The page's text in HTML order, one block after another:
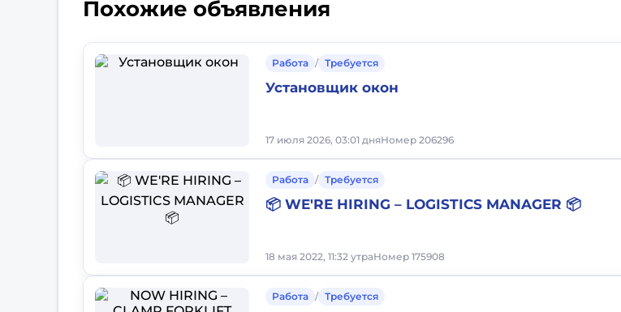
Похожие объявления
Работа / Требуется
Установщик окон
17 июля 2026, 03:01 дняНомер 206296
Работа / Требуется
📦 WE'RE HIRING – LOGISTICS MANAGER 📦
18 мая 2022, 11:32 утраНомер 175908
Работа / Требуется